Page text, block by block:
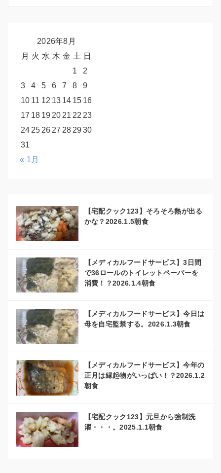
2026年8月
月 火 水 木 金 土 日
1
2
3
4 5 6 7 8
9
10 11 12 13 14 15 16
17 18 19 20 21 22 23
24 25 26 27 28 2930
31
« 1月
【宅配クック123】そろそろ熱が出る
かな？2026.1.5朝食
【メディカルフードサービス】3日間
で36ロールのトイレットペーパーを
消費！？2026.1.4朝食
【メディカルフードサービス】今日は
母を自宅監禁する。2026.1.3朝食
【メディカルフードサービス】今年の
正月は縁起物がいっぱい！？2026.1.2
朝食
【宅配クック123】元旦から強制洗
濯・・・。2025.1.1朝食